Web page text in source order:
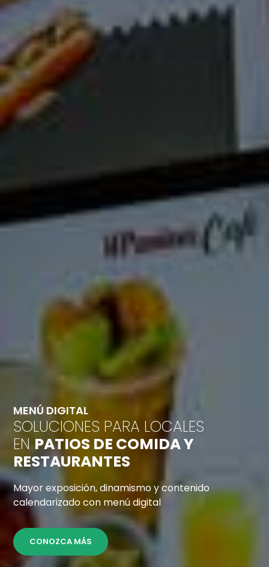
MENÚ DIGITAL
SOLUCIONES PARA LOCALES
ENPATIOS DE COMIDA Y
RESTAURANTES
Mayor exposición, dinamismo y contenido
calendarizado con menú digital
CONOZCA MÁS